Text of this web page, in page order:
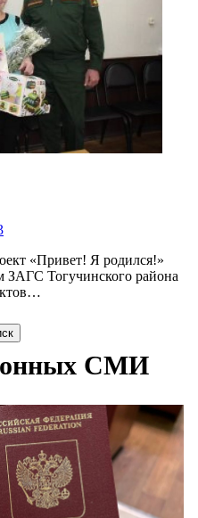
«Привет! Я родился!»
ЗАГС Тогучинского района